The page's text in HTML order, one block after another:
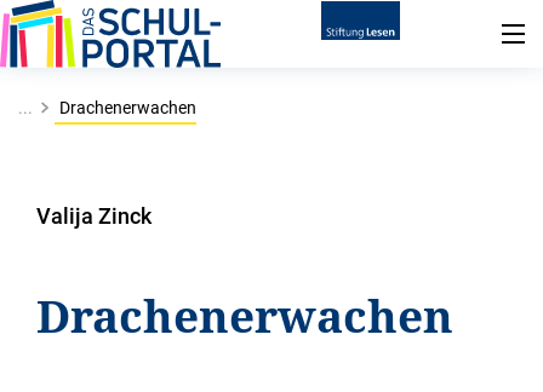
... Drachenerwachen
Valija Zinck
Drachenerwachen